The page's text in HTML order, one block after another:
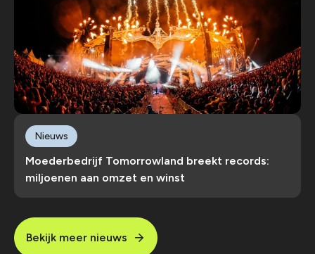
Moederbedrijf Tomorrowland breekt records:
miljoenen aan omzet en winst
Nieuws
Bekijk meer nieuws